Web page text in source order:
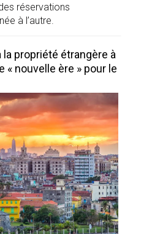
réservations
à l’autre.
la propriété étrangère à
« nouvelle ère » pour le